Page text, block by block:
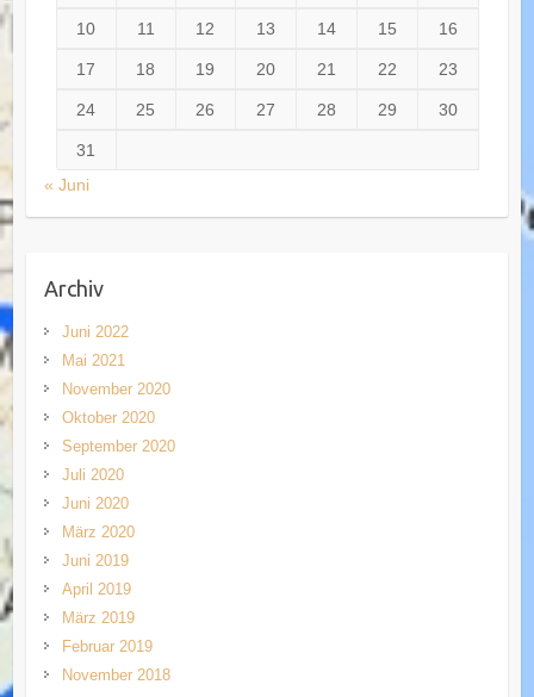
10 11 12 13 14 15 16
17 18 19 20 21 22 23
24 25 26 27 28 29 30
31
« Juni
Archiv
Juni 2022
Mai 2021
November 2020
Oktober 2020
September 2020
Juli 2020
Juni 2020
März 2020
Juni 2019
April 2019
März 2019
Februar 2019
November 2018